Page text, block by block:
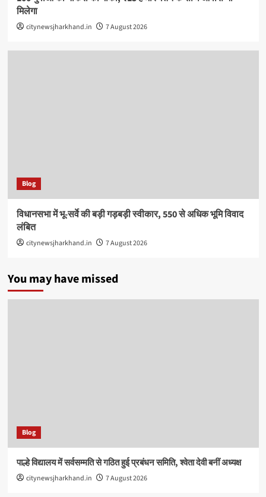
मिलेगा
citynewsjharkhand.in 7 August 2026
Blog
विधानसभा में भू-सर्वे की बड़ी गड़बड़ी स्वीकार, 550 से अधिक भूमि विवाद
लंबित
citynewsjharkhand.in 7 August 2026
You may have missed
Blog
पाल्हे विद्यालय में सर्वसम्मति से गठित हुई प्रबंधन समिति, श्वेता देवी बनीं अध्यक्ष
citynewsjharkhand.in 7 August 2026